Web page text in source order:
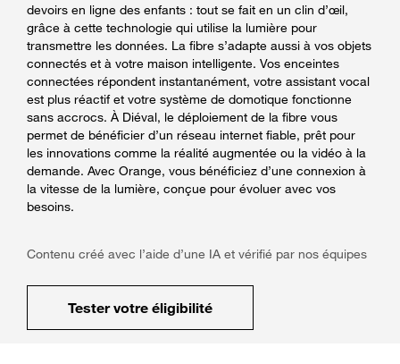
devoirs en ligne des enfants : tout se fait en un clin d’œil,
grâce à cette technologie qui utilise la lumière pour
transmettre les données. La fibre s’adapte aussi à vos objets
connectés et à votre maison intelligente. Vos enceintes
connectées répondent instantanément, votre assistant vocal
est plus réactif et votre système de domotique fonctionne
sans accrocs. À Diéval, le déploiement de la fibre vous
permet de bénéficier d’un réseau internet fiable, prêt pour
les innovations comme la réalité augmentée ou la vidéo à la
demande. Avec Orange, vous bénéficiez d’une connexion à
la vitesse de la lumière, conçue pour évoluer avec vos
besoins.
Contenu créé avec l’aide d’une IA et vérifié par nos équipes
Tester votre éligibilité